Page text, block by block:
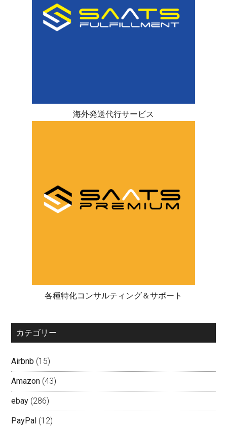
海外発送代行サービス
各種特化コンサルティング＆サポート
カテゴリー
Airbnb (15)
Amazon (43)
ebay (286)
PayPal (12)